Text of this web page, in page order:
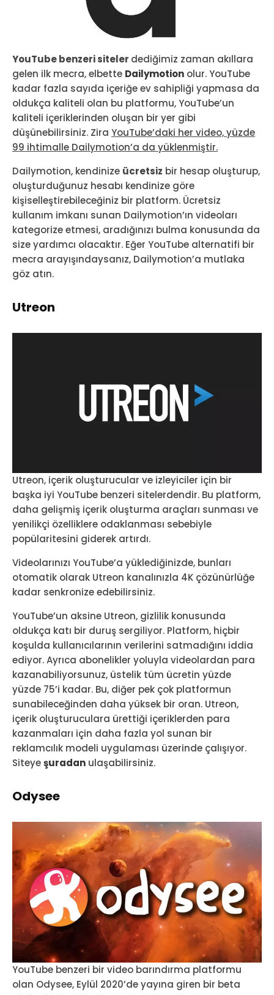
YouTube benzeri siteler dediğimiz zaman akıllara
gelen ilk mecra, elbette Dailymotion olur. YouTube
kadar fazla sayıda içeriğe ev sahipliği yapmasa da
oldukça kaliteli olan bu platformu, YouTube’un
kaliteli içeriklerinden oluşan bir yer gibi
düşünebilirsiniz. Zira YouTube’daki her video, yüzde
99 ihtimalle Dailymotion’a da yüklenmiştir.
Dailymotion, kendinize ücretsiz bir hesap oluşturup,
oluşturduğunuz hesabı kendinize göre
kişiselleştirebileceğiniz bir platform. Ücretsiz
kullanım imkanı sunan Dailymotion’ın videoları
kategorize etmesi, aradığınızı bulma konusunda da
size yardımcı olacaktır. Eğer YouTube alternatifi bir
mecra arayışındaysanız, Dailymotion’a mutlaka
göz atın.
Utreon
Utreon, içerik oluşturucular ve izleyiciler için bir
başka iyi YouTube benzeri sitelerdendir. Bu platform,
daha gelişmiş içerik oluşturma araçları sunması ve
yenilikçi özelliklere odaklanması sebebiyle
popülaritesini giderek artırdı.
Videolarınızı YouTube’a yüklediğinizde, bunları
otomatik olarak Utreon kanalınızla 4K çözünürlüğe
kadar senkronize edebilirsiniz.
YouTube’un aksine Utreon, gizlilik konusunda
oldukça katı bir duruş sergiliyor. Platform, hiçbir
koşulda kullanıcılarının verilerini satmadığını iddia
ediyor. Ayrıca abonelikler yoluyla videolardan para
kazanabiliyorsunuz, üstelik tüm ücretin yüzde
yüzde 75’i kadar. Bu, diğer pek çok platformun
sunabileceğinden daha yüksek bir oran. Utreon,
içerik oluşturuculara ürettiği içeriklerden para
kazanmaları için daha fazla yol sunan bir
reklamcılık modeli uygulaması üzerinde çalışıyor.
Siteyeşuradan ulaşabilirsiniz.
Odysee
YouTube benzeri bir video barındırma platformu
olan Odysee, Eylül 2020’de yayına giren bir beta